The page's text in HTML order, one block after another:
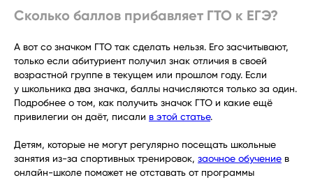
Сколько баллов прибавляет ГТО к ЕГЭ?
А вот со значком ГТО так сделать нельзя. Его засчитывают,
только если абитуриент получил знак отличия в своей
возрастной группе в текущем или прошлом году. Если
у школьника два значка, баллы начисляются только за один.
Подробнее о том, как получить значок ГТО и какие ещё
привилегии он даёт, писали в этой статье.
Детям, которые не могут регулярно посещать школьные
занятия из-за спортивных тренировок, заочное обучение в
онлайн-школе поможет не отставать от программы